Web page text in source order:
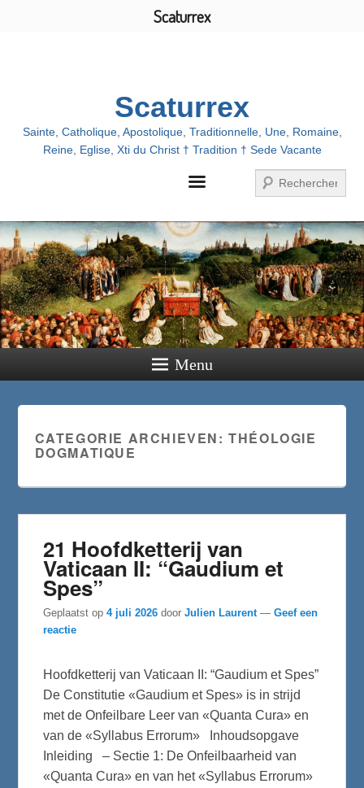
Menu
Scaturrex
Sainte, Catholique, Apostolique, Traditionnelle, Une, Romaine,
Reine, Eglise, Xti du Christ † Tradition † Sede Vacante
Zoeken
Menu
CATEGORIE ARCHIEVEN:THÉOLOGIE
DOGMATIQUE
21 Hoofdketterij van
Vaticaan II: “Gaudium et
Spes”
Geplaatst op4 juli 2026 doorJulien Laurent —Geef een
reactie
Hoofdketterij van Vaticaan II: “Gaudium et Spes”
De Constitutie «Gaudium et Spes» is in strijd
met de Onfeilbare Leer van «Quanta Cura» en
van de «Syllabus Errorum» Inhoudsopgave
Inleiding – Sectie 1: De Onfeilbaarheid van
«Quanta Cura» en van het «Syllabus Errorum»
Scaturrex